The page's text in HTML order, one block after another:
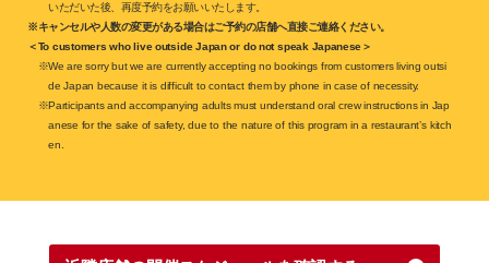
いただいた後、再度予約をお願いいたします。
※キャンセルや人数の変更がある場合はご予約の店舗へ直接ご連絡ください。
＜To customers who live outside Japan or do not speak Japanese＞
※We are sorry but we are currently accepting no bookings from customers living outsi
de Japan because it is difficult to contact them by phone in case of necessity.
※Participants and accompanying adults must understand oral crew instructions in Jap
anese for the sake of safety, due to the nature of this program in a restaurant’s kitch
en.